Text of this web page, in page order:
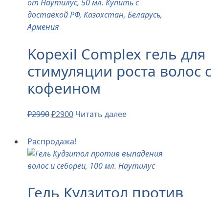
Kopexil Complex гель для
стимуляции роста волос с
кофеином
₽2990₽2900 Читать далее
Распродажа!
Гель Кудзитол против